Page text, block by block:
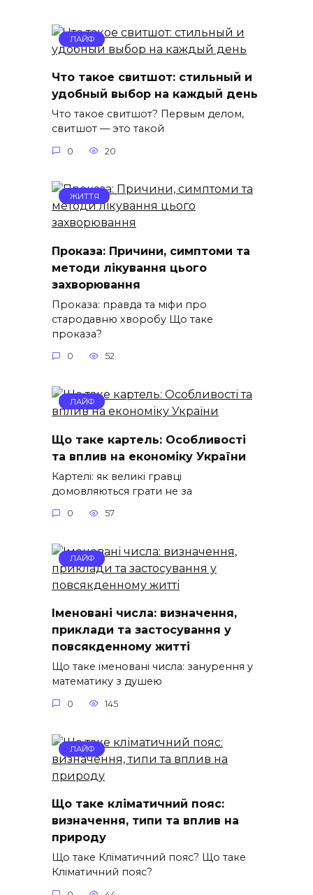
ЛАЙФ
Что такое свитшот: стильный и
удобный выбор на каждый день
Что такое свитшот? Первым делом,
свитшот — это такой
0 20
ЖИТТЯ
Проказа: Причини, симптоми та
методи лікування цього
захворювання
Проказа: правда та міфи про
стародавню хворобу Що таке
проказа?
0 52
ЛАЙФ
Що таке картель: Особливості
та вплив на економіку України
Картелі: як великі гравці
домовляються грати не за
0 57
ЛАЙФ
Іменовані числа: визначення,
приклади та застосування у
повсякденному житті
Що таке іменовані числа: занурення у
математику з душею
0 145
ЛАЙФ
Що таке кліматичний пояс:
визначення, типи та вплив на
природу
Що таке Кліматичний пояс? Що таке
Кліматичний пояс?